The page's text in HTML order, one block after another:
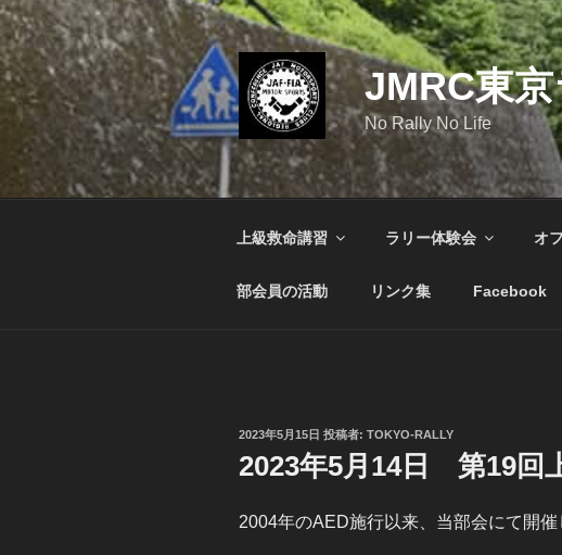
コ
ン
テ
ン
キ
JMRC東
No Rally No Life
上級救命講習 ラリー体験会 オ
部会員の活動 リンク集 Facebook
投
日:
2023年5月15日 投稿者: TOKYO-RALLY
2023年5月14日 第19回
2004年のAED施行以来、当部会にて開催